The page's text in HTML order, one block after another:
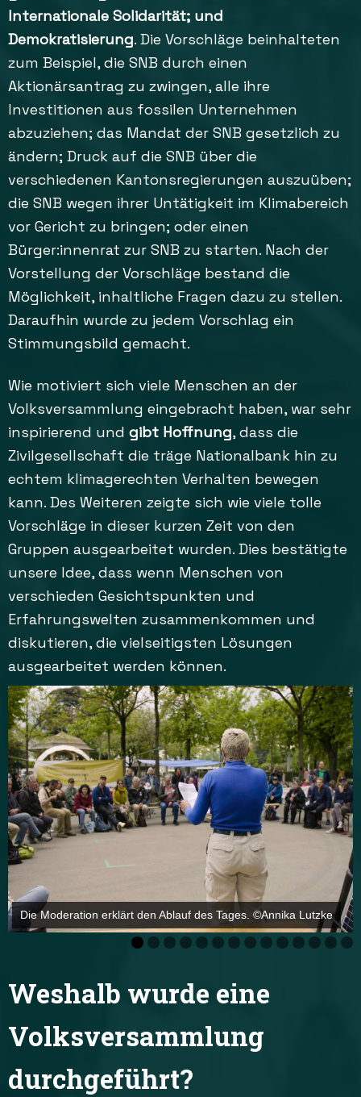
Internationale Solidarität; und
Demokratisierung. Die Vorschläge beinhalteten
zum Beispiel, die SNB durch einen
Aktionärsantrag zu zwingen, alle ihre
Investitionen aus fossilen Unternehmen
abzuziehen; das Mandat der SNB gesetzlich zu
ändern; Druck auf die SNB über die
verschiedenen Kantonsregierungen auszuüben;
die SNB wegen ihrer Untätigkeit im Klimabereich
vor Gericht zu bringen; oder einen
Bürger:innenrat zur SNB zu starten. Nach der
Vorstellung der Vorschläge bestand die
Möglichkeit, inhaltliche Fragen dazu zu stellen.
Daraufhin wurde zu jedem Vorschlag ein
Stimmungsbild gemacht.
Wie motiviert sich viele Menschen an der
Volksversammlung eingebracht haben, war sehr
inspirierend und gibt Hoffnung, dass die
Zivilgesellschaft die träge Nationalbank hin zu
echtem klimagerechten Verhalten bewegen
kann. Des Weiteren zeigte sich wie viele tolle
Vorschläge in dieser kurzen Zeit von den
Gruppen ausgearbeitet wurden. Dies bestätigte
unsere Idee, dass wenn Menschen von
verschieden Gesichtspunkten und
Erfahrungswelten zusammenkommen und
diskutieren, die vielseitigsten Lösungen
ausgearbeitet werden können.
Die Moderation erklärt den Ablauf des Tages. ©Annika Lutzke
Weshalb wurde eine
Volksversammlung
durchgeführt?